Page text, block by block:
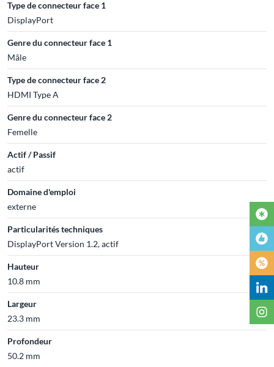
Type de connecteur face 1
DisplayPort
Genre du connecteur face 1
Mâle
Type de connecteur face 2
HDMI Type A
Genre du connecteur face 2
Femelle
Actif / Passif
actif
Domaine d'emploi
externe
Particularités techniques
DisplayPort Version 1.2, actif
Hauteur
10.8 mm
Largeur
23.3 mm
Profondeur
50.2 mm